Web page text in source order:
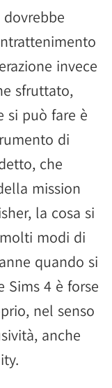
dovrebbe
invece
sfruttato,
si può fare è
di
che
mission
la cosa si
modi di
quando si
Sims 4 è forse
nel senso
anche